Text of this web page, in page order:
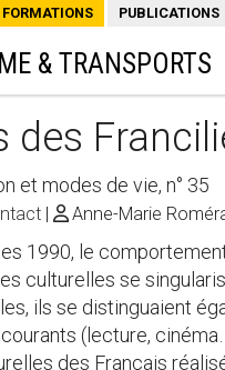
FORMATIONS PUBLICATIONS
& TRANSPORTS
des
et modes de vie, n° 35
Anne-Marie
1990, le
culturelles se
ils se distinguaient
(lecture,
des Français